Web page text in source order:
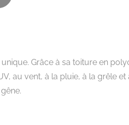
Grâce à sa toiture en
au vent, à la pluie, à la grêle